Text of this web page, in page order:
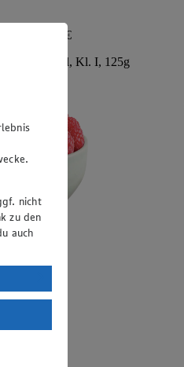
von 1.49€
Portugal, Kl. I, 125g
nicht
zu den
auch
mit
das